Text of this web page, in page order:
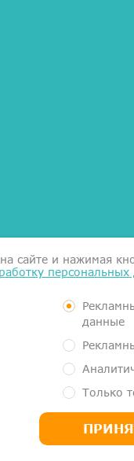
Общество
by GIGIEYA,
сайте и нажимая
данные
Только